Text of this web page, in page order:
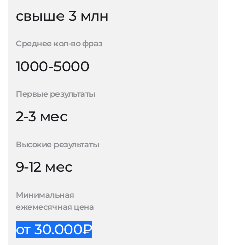
свыше 3 млн
Среднее кол-во фраз
1000-5000
Первые результаты
2-3 мес
Высокие результаты
9-12 мес
Минимальная
ежемесячная цена
от 30.000₽